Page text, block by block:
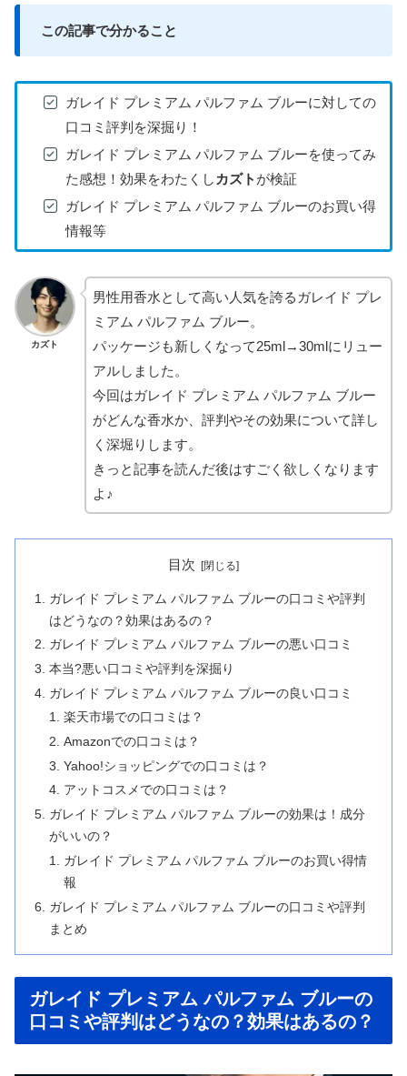
この記事で分かること
ガレイド プレミアム パルファム ブルーに対しての
口コミ評判を深掘り！
ガレイド プレミアム パルファム ブルーを使ってみ
た感想！効果をわたくし カズト が検証
ガレイド プレミアム パルファム ブルーのお買い得
情報等
カズト
男性用香水として高い人気を誇るガレイド プレ
ミアム パルファム ブルー。
パッケージも新しくなって25ml→30mlにリュー
アルしました。
今回はガレイド プレミアム パルファム ブルー
がどんな香水か、評判やその効果について詳し
く深堀りします。
きっと記事を読んだ後はすごく欲しくなります
よ♪
目次
ガレイド プレミアム パルファム ブルーの口コミや評判
はどうなの？効果はあるの？
ガレイド プレミアム パルファム ブルーの悪い口コミ
本当?悪い口コミや評判を深掘り
ガレイド プレミアム パルファム ブルーの良い口コミ
楽天市場での口コミは？
Amazonでの口コミは？
Yahoo!ショッピングでの口コミは？
アットコスメでの口コミは？
ガレイド プレミアム パルファム ブルーの効果は！成分
がいいの？
ガレイド プレミアム パルファム ブルーのお買い得情
報
ガレイド プレミアム パルファム ブルーの口コミや評判
まとめ
ガレイド プレミアム パルファム ブルーの
口コミや評判はどうなの？効果はあるの？